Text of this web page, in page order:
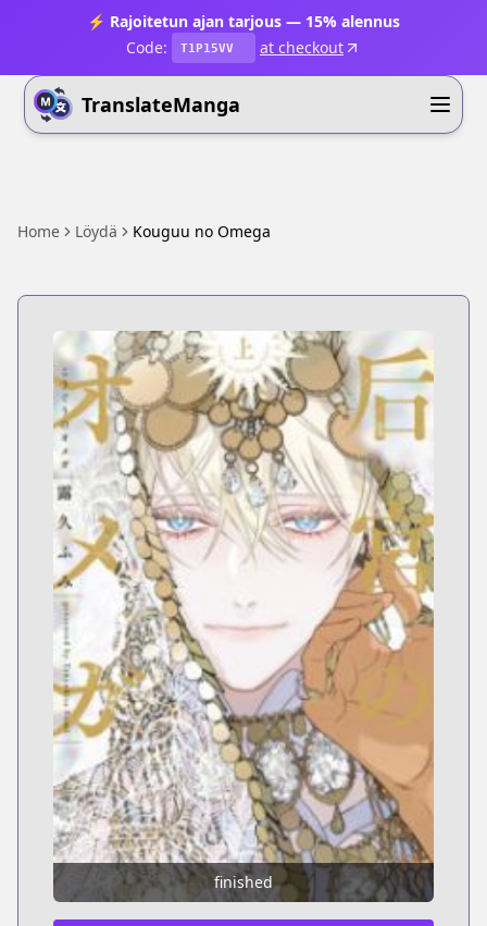
⚡ Rajoitetun ajan tarjous — 15% alennus
Code:
T1P15VV at checkout
TranslateManga
Home Löydä Kouguu no Omega
finished